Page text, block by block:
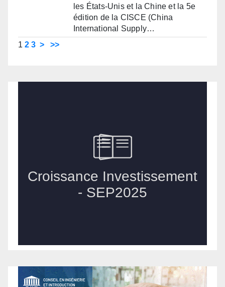
les États-Unis et la Chine et la 5e
édition de la CISCE (China
International Supply…
1 2 3 > >>